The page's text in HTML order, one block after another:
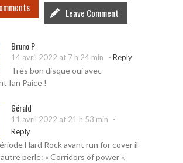
Leave Comment
Bruno P
14 avril 2022 at 7 h 24 min - Reply
Très bon disque oui avec
Ian Paice !
Gérald
11 avril 2022 at 21 h 53 min -
Reply
Hard Rock avant run for cover il
perle: « Corridors of power »,